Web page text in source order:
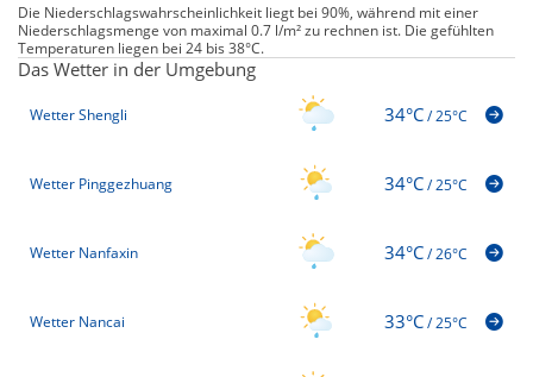
Die Niederschlagswahrscheinlichkeit liegt bei 90%, während mit einer
Niederschlagsmenge von maximal 0.7 l/m² zu rechnen ist. Die gefühlten
Temperaturen liegen bei 24 bis 38°C.
Das Wetter in der Umgebung
Wetter Shengli 34°C/25°C
Wetter Pinggezhuang 34°C/25°C
Wetter Nanfaxin 34°C/26°C
Wetter Nancai 33°C/25°C